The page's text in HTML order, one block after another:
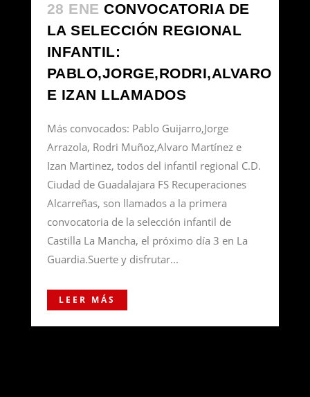
28 ENE CONVOCATORIA DE
LA SELECCIÓN REGIONAL
INFANTIL:
PABLO,JORGE,RODRI,ALVARO
E IZAN LLAMADOS
Más convocados: Pablo Guijarro,Jorge
Arrazola, Rodri Muñoz,Alvaro Martínez e
Izan Martinez, todos del infantil regional C.D.
Ciudad de Guadalajara FS Recuperaciones
Alcarreñas, son llamados a la primera
convocatoria de la selección infantil de
Castilla La Mancha, el próximo día 3 en La
Guardia.Suerte y disfrutar...
LEER MÁS